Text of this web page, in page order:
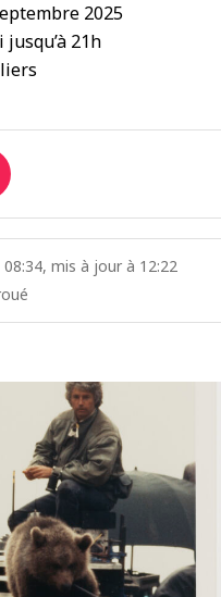
2025
21h
mis à jour à 12:22